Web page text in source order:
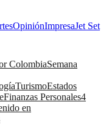
OpiniónImpresaJet Set
ColombiaSemana
TurismoEstados
Finanzas Personales4
en